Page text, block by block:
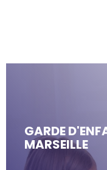
GARDE
MARSEILLE